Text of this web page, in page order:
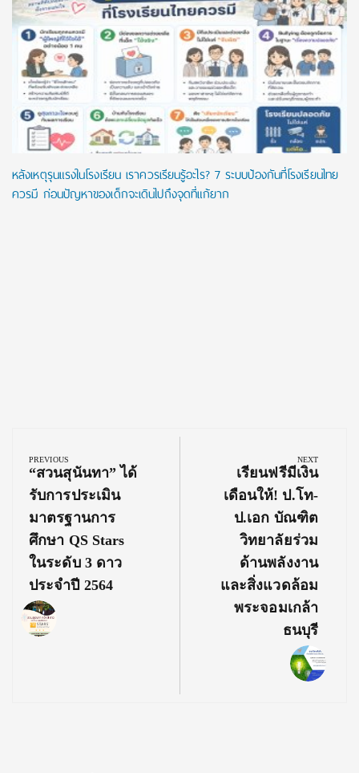
หลังเหตุรุนแรงในโรงเรียน เราควรเรียนรู้อะไร? 7 ระบบป้องกันที่โรงเรียนไทย
ควรมี ก่อนปัญหาของเด็กจะเดินไปถึงจุดที่แก้ยาก
navigation
PREVIOUS
Previous
Post:
“สวนสุนันทา” ได้
รับการประเมิน
มาตรฐานการ
ศึกษา QS Stars
ในระดับ 3 ดาว
ประจำปี 2564
NEXT
Next
Post:
เรียนฟรีมีเงิน
เดือนให้! ป.โท-
ป.เอก บัณฑิต
วิทยาลัยร่วม
ด้านพลังงาน
และสิ่งแวดล้อม
พระจอมเกล้า
ธนบุรี